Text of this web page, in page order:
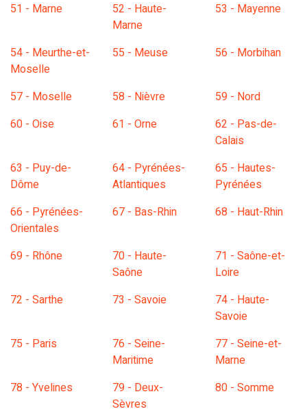
51 - Marne
52 - Haute-
Marne
53 - Mayenne
54 - Meurthe-et-
Moselle
55 - Meuse 56 - Morbihan
57 - Moselle 58 - Nièvre
59 - Nord
60 - Oise
61 - Orne
62 - Pas-de-
Calais
63 - Puy-de-
Dôme
64 - Pyrénées-
Atlantiques
65 - Hautes-
Pyrénées
66 - Pyrénées-
Orientales
67 - Bas-Rhin 68 - Haut-Rhin
69 - Rhône
70 - Haute-
Saône
71 - Saône-et-
Loire
72 - Sarthe
73 - Savoie
74 - Haute-
Savoie
75 - Paris
76 - Seine-
Maritime
77 - Seine-et-
Marne
78 - Yvelines
79 - Deux-
Sèvres
80 - Somme